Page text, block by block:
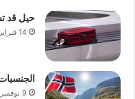
حيل قد
14 فبراير، 2022
9 نوفمبر، 2021